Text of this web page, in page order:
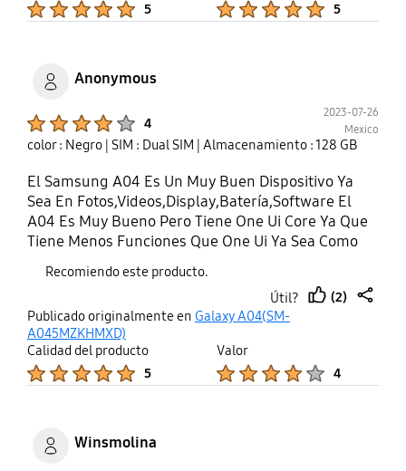
5 5
Anonymous
4
2023-07-26
Mexico
color : Negro | SIM : Dual SIM | Almacenamiento : 128 GB
El Samsung A04 Es Un Muy Buen Dispositivo Ya
Sea En Fotos,Videos,Display,Batería,Software El
A04 Es Muy Bueno Pero Tiene One Ui Core Ya Que
Tiene Menos Funciones Que One Ui Ya Sea Como
Recomiendo este producto.
Útil?
(2)
Publicado originalmente en Galaxy A04(SM-
A045MZKHMXD)
Calidad del producto
5
Valor
4
Winsmolina